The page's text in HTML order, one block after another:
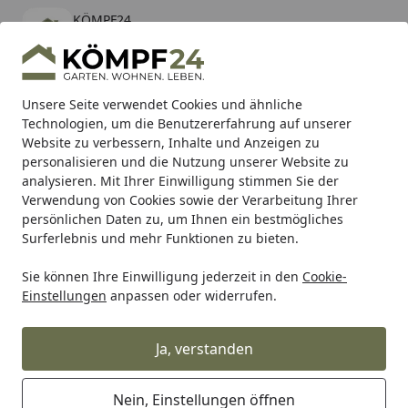
Unsere Seite verwendet Cookies und ähnliche
Technologien, um die Benutzererfahrung auf unserer
Website zu verbessern, Inhalte und Anzeigen zu
personalisieren und die Nutzung unserer Website zu
analysieren. Mit Ihrer Einwilligung stimmen Sie der
Verwendung von Cookies sowie der Verarbeitung Ihrer
persönlichen Daten zu, um Ihnen ein bestmögliches
Surferlebnis und mehr Funktionen zu bieten.
Sie können Ihre Einwilligung jederzeit in den Cookie-
Einstellungen anpassen oder widerrufen.
Ja, verstanden
Nein, Einstellungen öffnen
KÖMPF24
kostenlos - Im App Store
Hotline
Alle Produkte
Mein Konto
Suchen
Karibu Pools inkl. gratis Sandfilteranlage & Pool-
Starterset (Gesamtwert bis 468,99€)
Startseite
Grill Weber Halterung Heizelement Q 1400 (66063)
Weber Halterung Heizelement Q
(1 Bewertung)